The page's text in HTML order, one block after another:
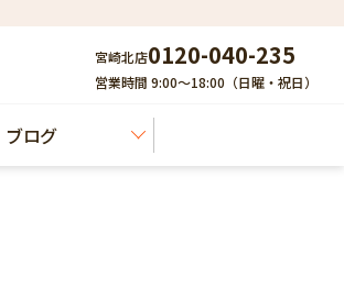
宮崎北店0120-040-235
営業時間 9:00～18:00（日曜・祝日）
ブログ